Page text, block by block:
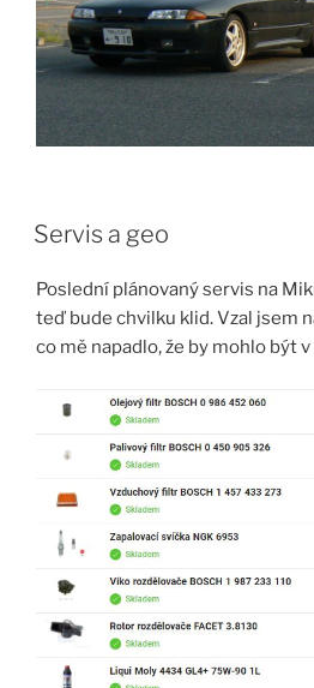
Servis a geo
Poslední plánovaný servis na
teď bude chvilku klid. Vzal jsem
co mě napadlo, že by mohlo být